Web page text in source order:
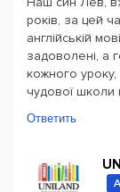
років, за цей
англійській
задоволені, а
кожного
чудової
Ответить